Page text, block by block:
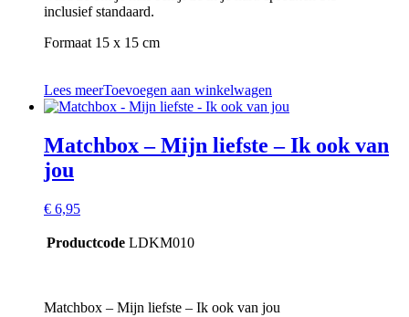
inclusief standaard.
Formaat 15 x 15 cm
Lees meerToevoegen aan winkelwagen
Matchbox – Mijn liefste – Ik ook van
jou
€ 6,95
Productcode LDKM010
Matchbox – Mijn liefste – Ik ook van jou